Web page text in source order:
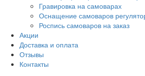
Гравировка на самоварах
Оснащение самоваров
Роспись самоваров на заказ
Акции
Доставка и оплата
Отзывы
Контакты